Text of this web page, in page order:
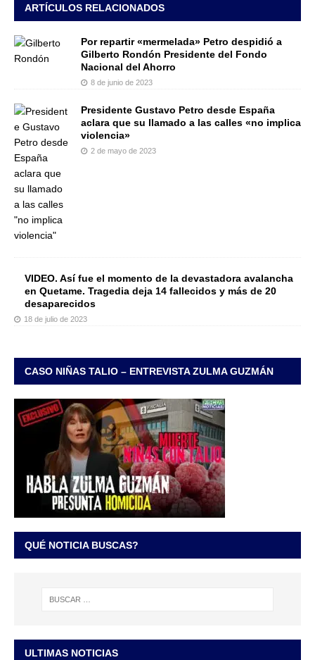
ARTÍCULOS RELACIONADOS
Por repartir «mermelada» Petro despidió a
Gilberto Rondón Presidente del Fondo
Nacional del Ahorro
8 de junio de 2023
Presidente Gustavo Petro desde España
aclara que su llamado a las calles «no implica
violencia»
2 de mayo de 2023
VIDEO. Así fue el momento de la devastadora avalancha
en Quetame. Tragedia deja 14 fallecidos y más de 20
desaparecidos
18 de julio de 2023
CASO NIÑAS TALIO – ENTREVISTA ZULMA GUZMÁN
QUÉ NOTICIA BUSCAS?
ULTIMAS NOTICIAS